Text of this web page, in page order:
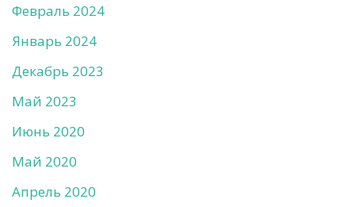
Февраль 2024
Январь 2024
Декабрь 2023
Май 2023
Июнь 2020
Май 2020
Апрель 2020